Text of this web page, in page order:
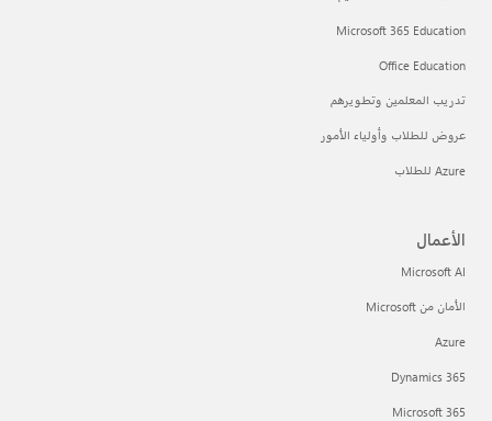
Microsoft 365 Education
Office Education
تدريب المعلمين وتطويرهم
عروض للطلاب وأولياء الأمور
Azure للطلاب
الأعمال
Microsoft AI
الأمان من Microsoft
Azure
Dynamics 365
Microsoft 365